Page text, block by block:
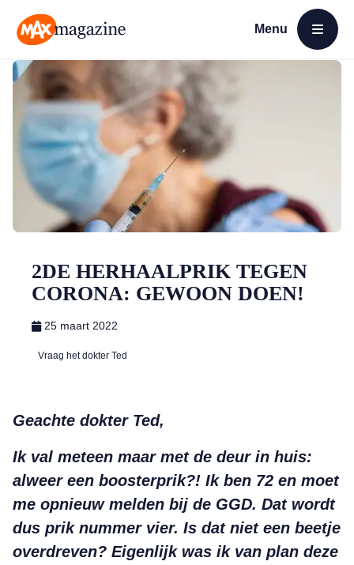
Menu
Open menu
2DE HERHAALPRIK TEGEN
CORONA: GEWOON DOEN!
25 maart 2022
Vraag het dokter Ted
Geachte dokter Ted,
Ik val meteen maar met de deur in huis:
alweer een boosterprik?! Ik ben 72 en moet
me opnieuw melden bij de GGD. Dat wordt
dus prik nummer vier. Is dat niet een beetje
overdreven? Eigenlijk was ik van plan deze